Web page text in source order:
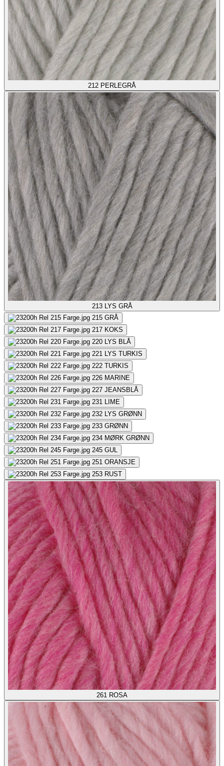
212 PERLEGRÅ
213 LYS GRÅ
215 GRÅ
217 KOKS
220 LYS BLÅ
221 LYS TURKIS
222 TURKIS
226 MARINE
227 JEANSBLÅ
231 LIME
232 LYS GRØNN
233 GRØNN
234 MØRK GRØNN
245 GUL
251 ORANSJE
253 RUST
261 ROSA